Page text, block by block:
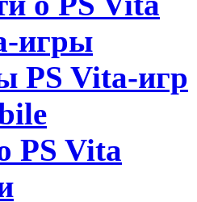
игры
PS Vita-игр
PS Vita